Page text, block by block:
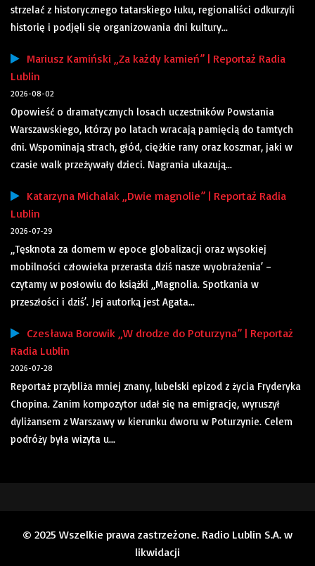
strzelać z historycznego tatarskiego łuku, regionaliści odkurzyli
historię i podjęli się organizowania dni kultury...
Mariusz Kamiński „Za każdy kamień” | Reportaż Radia
Lublin
2026-08-02
Opowieść o dramatycznych losach uczestników Powstania
Warszawskiego, którzy po latach wracają pamięcią do tamtych
dni. Wspominają strach, głód, ciężkie rany oraz koszmar, jaki w
czasie walk przeżywały dzieci. Nagrania ukazują...
Katarzyna Michalak „Dwie magnolie” | Reportaż Radia
Lublin
2026-07-29
„Tęsknota za domem w epoce globalizacji oraz wysokiej
mobilności człowieka przerasta dziś nasze wyobrażenia’ –
czytamy w posłowiu do książki „Magnolia. Spotkania w
przeszłości i dziś’. Jej autorką jest Agata...
Czesława Borowik „W drodze do Poturzyna” | Reportaż
Radia Lublin
2026-07-28
Reportaż przybliża mniej znany, lubelski epizod z życia Fryderyka
Chopina. Zanim kompozytor udał się na emigrację, wyruszył
dyliżansem z Warszawy w kierunku dworu w Poturzynie. Celem
podróży była wizyta u...
© 2025 Wszelkie prawa zastrzeżone. Radio Lublin S.A. w
likwidacji